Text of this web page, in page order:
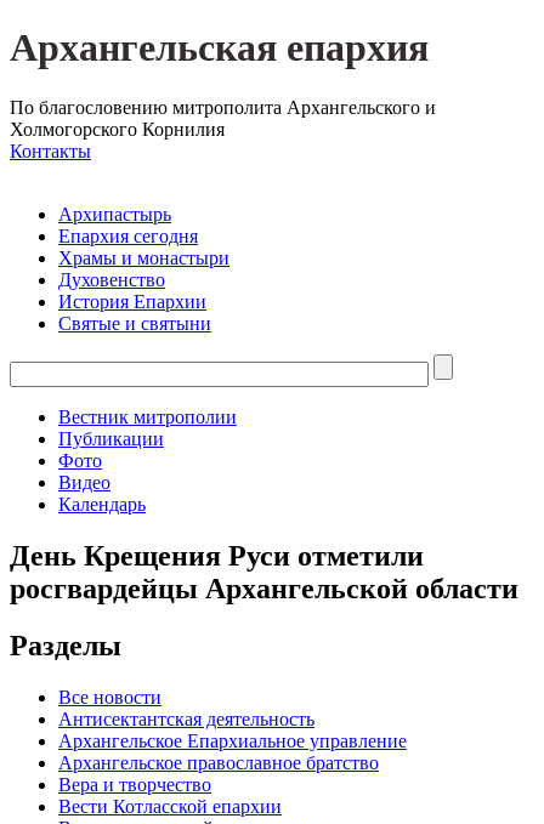
Архангельская епархия
По благословению митрополита Архангельского и
Холмогорского Корнилия
Контакты
Архипастырь
Епархия сегодня
Храмы и монастыри
Духовенство
История Епархии
Святые и святыни
Вестник митрополии
Публикации
Фото
Видео
Календарь
День Крещения Руси отметили
росгвардейцы Архангельской области
Разделы
Все новости
Антисектантская деятельность
Архангельское Епархиальное управление
Архангельское православное братство
Вера и творчество
Вести Котласской епархии